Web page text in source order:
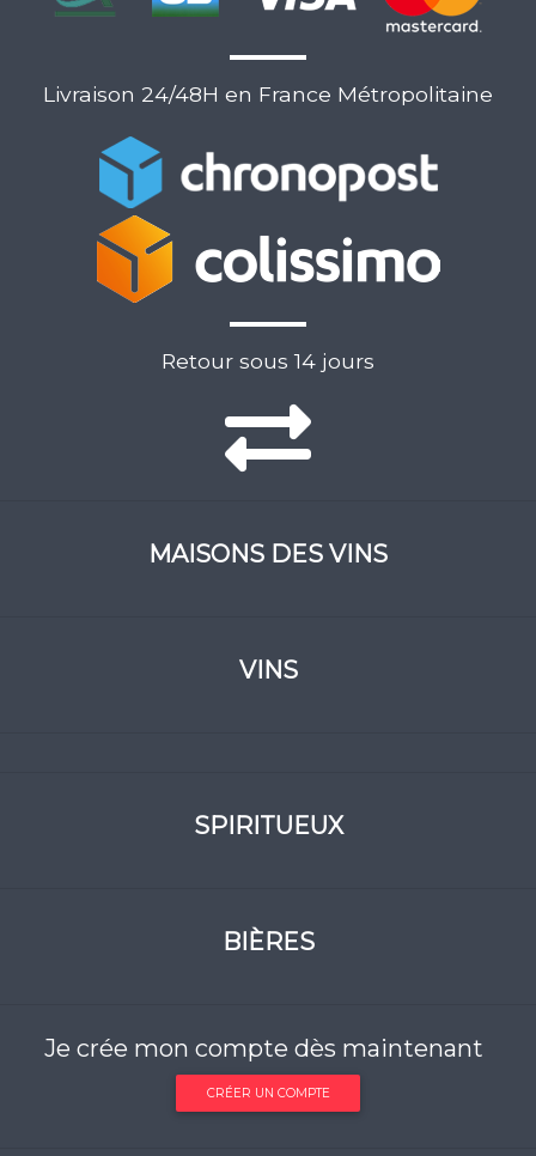
Livraison 24/48H en France Métropolitaine
Retour sous 14 jours
MAISONS DES VINS
VINS
SPIRITUEUX
BIÈRES
Je crée mon compte dès maintenant
CRÉER UN COMPTE